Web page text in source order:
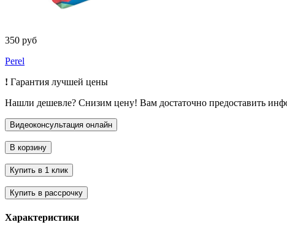
350 руб
Perel
! Гарантия лучшей цены
Нашли дешевле? Снизим цену! Вам достаточно предоставить
Характеристики